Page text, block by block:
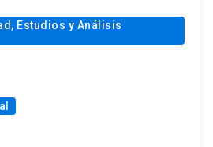
Estudios y Análisis